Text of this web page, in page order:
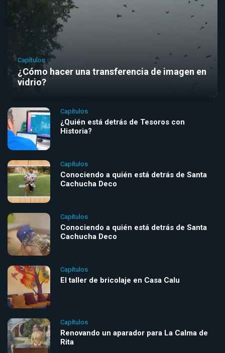
Capítulos
¿Cómo hacer una transferencia de imagen en
vidrio?
Capítulos
¿Quién está detrás de Tesoros con
Historia?
Capítulos
Conociendo a quién está detrás de Santa
Cachucha Deco
Capítulos
Conociendo a quién está detrás de Santa
Cachucha Deco
Capítulos
El taller de bricolaje en Casa Calu
Capítulos
Renovando un aparador para La Calma de
Rita